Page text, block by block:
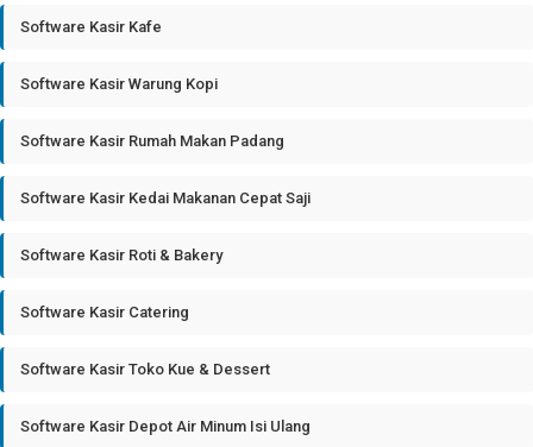
Software Kasir Kafe
Software Kasir Warung Kopi
Software Kasir Rumah Makan Padang
Software Kasir Kedai Makanan Cepat Saji
Software Kasir Roti & Bakery
Software Kasir Catering
Software Kasir Toko Kue & Dessert
Software Kasir Depot Air Minum Isi Ulang